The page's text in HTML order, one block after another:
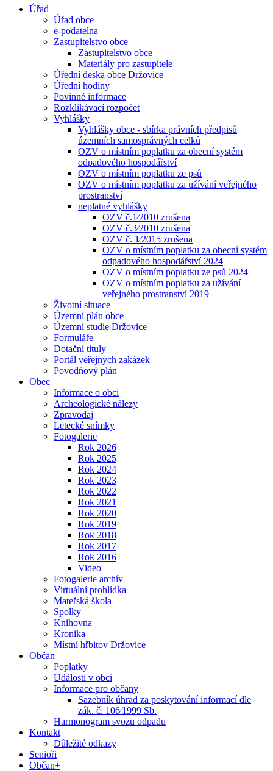
Úřad
Úřad obce
e-podatelna
Zastupitelstvo obce
Zastupitelstvo obce
Materiály pro zastupitele
Úřední deska obce Držovice
Úřední hodiny
Povinné informace
Rozklikávací rozpočet
Vyhlášky
Vyhlášky obce - sbírka právních předpisů
územních samosprávných celků
OZV o místním poplatku za obecní systém
odpadového hospodářství
OZV o místním poplatku ze psů
OZV o místním poplatku za užívání veřejného
prostranství
neplatné vyhlášky
OZV č.1⁄2010 zrušena
OZV č.3⁄2010 zrušena
OZV č. 1⁄2015 zrušena
OZV o místním poplatku za obecní systém
odpadového hospodářství 2024
OZV o místním poplatku ze psů 2024
OZV o místním poplatku za užívání
veřejného prostranství 2019
Životní situace
Územní plán obce
Územní studie Držovice
Formuláře
Dotační tituly
Portál veřejných zakázek
Povodňový plán
Obec
Informace o obci
Archeologické nálezy
Zpravodaj
Letecké snímky
Fotogalerie
Rok 2026
Rok 2025
Rok 2024
Rok 2023
Rok 2022
Rok 2021
Rok 2020
Rok 2019
Rok 2018
Rok 2017
Rok 2016
Video
Fotogalerie archív
Virtuální prohlídka
Mateřská škola
Spolky
Knihovna
Kronika
Místní hřbitov Držovice
Občan
Poplatky
Události v obci
Informace pro občany
Sazebník úhrad za poskytování informací dle
zák. č. 106⁄1999 Sb.
Harmonogram svozu odpadu
Kontakt
Důležité odkazy
Senioři
Občan+